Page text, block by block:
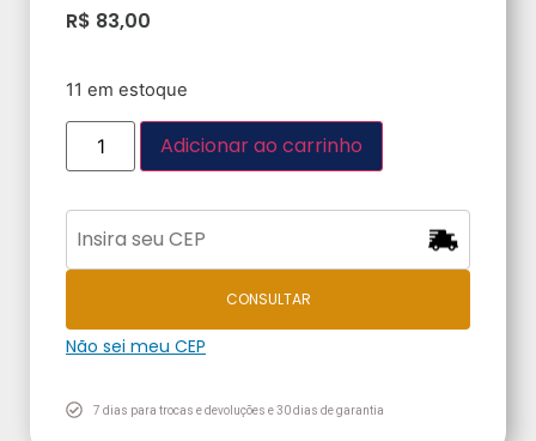
R$ 83,00
11 em estoque
Adicionar ao carrinho
CONSULTAR
Não sei meu CEP
7 dias para trocas e devoluções e 30 dias de garantia